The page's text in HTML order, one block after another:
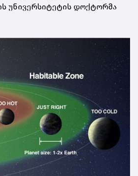
უნი­ვერ­სი­ტე­ტის დოქ­ტორ­მა